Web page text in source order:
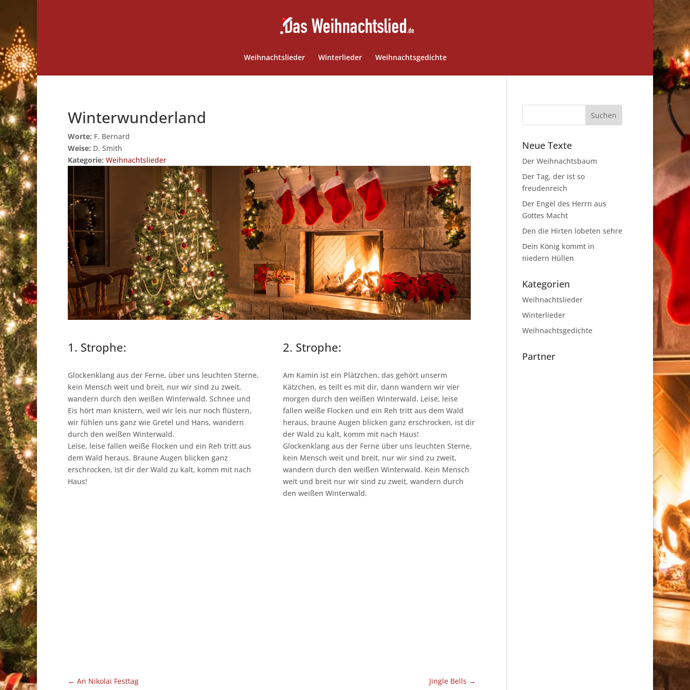
Weihnachtslieder Winterlieder Weihnachtsgedichte
Winterwunderland
Worte: F. Bernard
Weise: D. Smith
Kategorie: Weihnachtslieder
1. Strophe:
Glockenklang aus der Ferne, über uns leuchten Sterne,
kein Mensch weit und breit, nur wir sind zu zweit,
wandern durch den weißen Winterwald. Schnee und
Eis hört man knistern, weil wir leis nur noch flüstern,
wir fühlen uns ganz wie Gretel und Hans, wandern
durch den weißen Winterwald.
Leise, leise fallen weiße Flocken und ein Reh tritt aus
dem Wald heraus. Braune Augen blicken ganz
erschrocken, ist dir der Wald zu kalt, komm mit nach
Haus!
2. Strophe:
Am Kamin ist ein Plätzchen, das gehört unserm
Kätzchen, es teilt es mit dir, dann wandern wir vier
morgen durch den weißen Winterwald. Leise, leise
fallen weiße Flocken und ein Reh tritt aus dem Wald
heraus, braune Augen blicken ganz erschrocken, ist dir
der Wald zu kalt, komm mit nach Haus!
Glockenklang aus der Ferne über uns leuchten Sterne,
kein Mensch weit und breit, nur wir sind zu zweit,
wandern durch den weißen Winterwald. Kein Mensch
weit und breit nur wir sind zu zweit, wandern durch
den weißen Winterwald.
← An Nikolai Festtag Jingle Bells →
Neue Texte
Der Weihnachtsbaum
Der Tag, der ist so
freudenreich
Der Engel des Herrn aus
Gottes Macht
Den die Hirten lobeten sehre
Dein König kommt in
niedern Hüllen
Kategorien
Weihnachtslieder
Winterlieder
Weihnachtsgedichte
Partner